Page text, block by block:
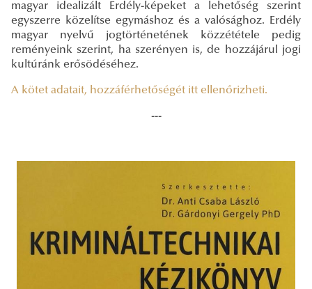
magyar idealizált Erdély-képeket a lehetőség szerint
egyszerre közelítse egymáshoz és a valósághoz. Erdély
magyar nyelvű jogtörténetének közzététele pedig
reményeink szerint, ha szerényen is, de hozzájárul jogi
kultúránk erősödéséhez.
A kötet adatait, hozzáférhetőségét itt ellenőrizheti.
---